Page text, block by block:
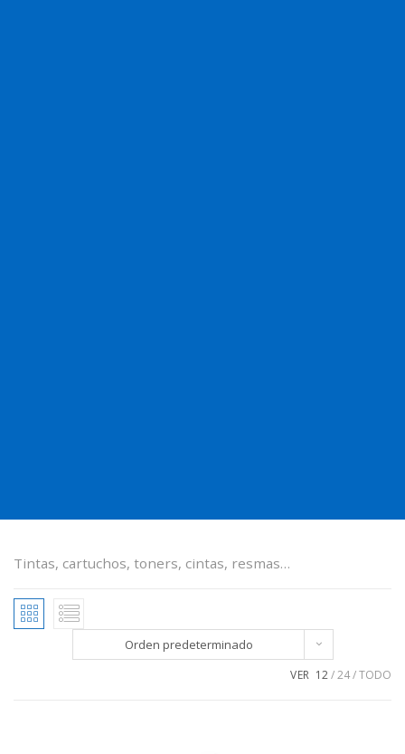
Tintas, cartuchos, toners, cintas, resmas…
Orden predeterminado
VER 12 24 TODO